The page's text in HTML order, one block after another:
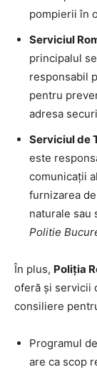
pompierii în
Serviciul
principalul
responsabil
pentru
adresa
Serviciul de
este
comunicații
furnizarea
naturale sau
Politie
În plus, Poliția
oferă și servicii
consiliere
Programul
are ca scop